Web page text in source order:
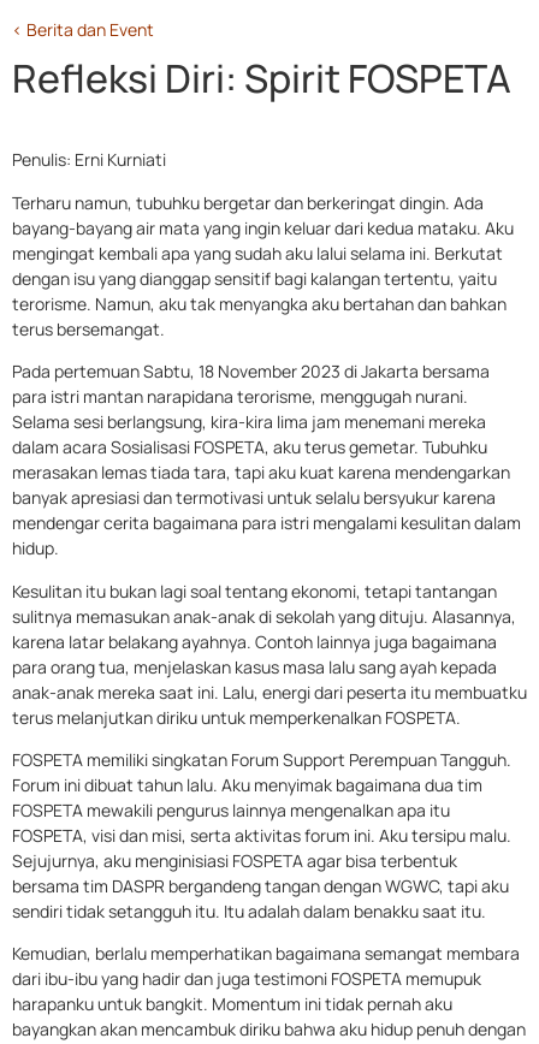
< Berita dan Event
Refleksi Diri: Spirit FOSPETA
Penulis: Erni Kurniati
Terharu namun, tubuhku bergetar dan berkeringat dingin. Ada
bayang-bayang air mata yang ingin keluar dari kedua mataku. Aku
mengingat kembali apa yang sudah aku lalui selama ini. Berkutat
dengan isu yang dianggap sensitif bagi kalangan tertentu, yaitu
terorisme. Namun, aku tak menyangka aku bertahan dan bahkan
terus bersemangat.
Pada pertemuan Sabtu, 18 November 2023 di Jakarta bersama
para istri mantan narapidana terorisme, menggugah nurani.
Selama sesi berlangsung, kira-kira lima jam menemani mereka
dalam acara Sosialisasi FOSPETA, aku terus gemetar. Tubuhku
merasakan lemas tiada tara, tapi aku kuat karena mendengarkan
banyak apresiasi dan termotivasi untuk selalu bersyukur karena
mendengar cerita bagaimana para istri mengalami kesulitan dalam
hidup.
Kesulitan itu bukan lagi soal tentang ekonomi, tetapi tantangan
sulitnya memasukan anak-anak di sekolah yang dituju. Alasannya,
karena latar belakang ayahnya. Contoh lainnya juga bagaimana
para orang tua, menjelaskan kasus masa lalu sang ayah kepada
anak-anak mereka saat ini. Lalu, energi dari peserta itu membuatku
terus melanjutkan diriku untuk memperkenalkan FOSPETA.
FOSPETA memiliki singkatan Forum Support Perempuan Tangguh.
Forum ini dibuat tahun lalu. Aku menyimak bagaimana dua tim
FOSPETA mewakili pengurus lainnya mengenalkan apa itu
FOSPETA, visi dan misi, serta aktivitas forum ini. Aku tersipu malu.
Sejujurnya, aku menginisiasi FOSPETA agar bisa terbentuk
bersama tim DASPR bergandeng tangan dengan WGWC, tapi aku
sendiri tidak setangguh itu. Itu adalah dalam benakku saat itu.
Kemudian, berlalu memperhatikan bagaimana semangat membara
dari ibu-ibu yang hadir dan juga testimoni FOSPETA memupuk
harapanku untuk bangkit. Momentum ini tidak pernah aku
bayangkan akan mencambuk diriku bahwa aku hidup penuh dengan